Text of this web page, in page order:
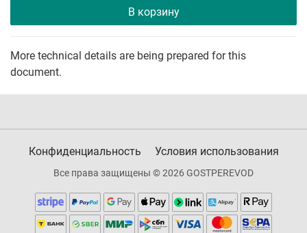
В корзину
More technical details are being prepared for this
document.
Конфиденциальность Условия использования
Все права защищены © 2026 GOSTPEREVOD